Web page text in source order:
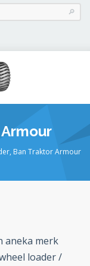
Ban Traktor Armour
aneka merk
loader /